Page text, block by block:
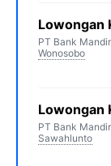
Lowongan
PT Bank
Wonosobo
Lowongan
PT Bank
Sawahlunto